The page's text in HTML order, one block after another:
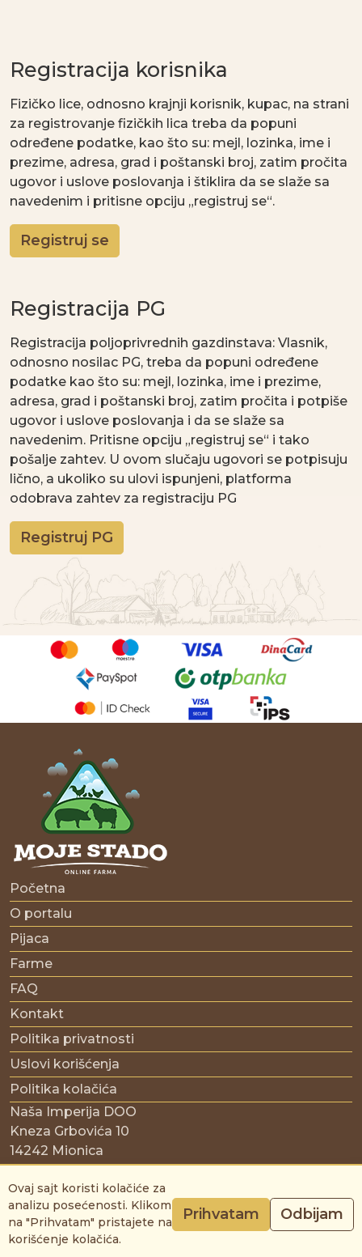
Registracija korisnika
Fizičko lice, odnosno krajnji korisnik, kupac, na strani
za registrovanje fizičkih lica treba da popuni
određene podatke, kao što su: mejl, lozinka, ime i
prezime, adresa, grad i poštanski broj, zatim pročita
ugovor i uslove poslovanja i štiklira da se slaže sa
navedenim i pritisne opciju „registruj se“.
Registruj se
Registracija PG
Registracija poljoprivrednih gazdinstava: Vlasnik,
odnosno nosilac PG, treba da popuni određene
podatke kao što su: mejl, lozinka, ime i prezime,
adresa, grad i poštanski broj, zatim pročita i potpiše
ugovor i uslove poslovanja i da se slaže sa
navedenim. Pritisne opciju „registruj se“ i tako
pošalje zahtev. U ovom slučaju ugovori se potpisuju
lično, a ukoliko su ulovi ispunjeni, platforma
odobrava zahtev za registraciju PG
Registruj PG
Početna
O portalu
Pijaca
Farme
FAQ
Kontakt
Politika privatnosti
Uslovi korišćenja
Politika kolačića
Naša Imperija DOO
Kneza Grbovića 10
14242 Mionica
Srbija
PIB: 114244045
© Copyright 2026 Moje stado | All rights reserved.
Ovaj sajt koristi kolačiće za
analizu posećenosti. Klikom
na "Prihvatam" pristajete na
korišćenje kolačića.
Prihvatam Odbijam